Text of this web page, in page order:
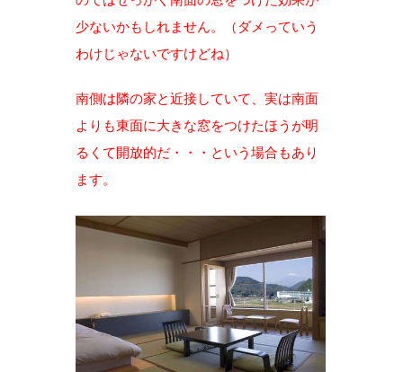
少ないかもしれません。（ダメっていう
わけじゃないですけどね）
南側は隣の家と近接していて、実は南面
よりも東面に大きな窓をつけたほうが明
るくて開放的だ・・・という場合もあり
ます。